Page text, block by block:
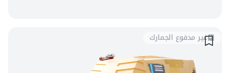
غير مدفوع الجمارك